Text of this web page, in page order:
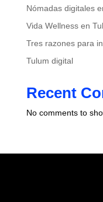
Nómadas digitales
Vida Wellness en
Tres razones para
Tulum digital
Recent
No comments to